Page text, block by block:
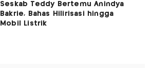
Seskab Teddy Bertemu Anindya
Bakrie, Bahas Hilirisasi hingga
Mobil Listrik